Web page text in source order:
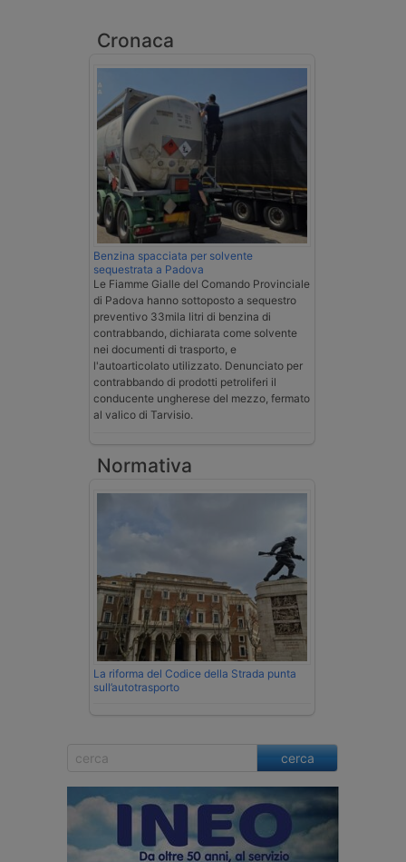
Cronaca
Benzina spacciata per solvente
sequestrata a Padova
Le Fiamme Gialle del Comando Provinciale
di Padova hanno sottoposto a sequestro
preventivo 33mila litri di benzina di
contrabbando, dichiarata come solvente
nei documenti di trasporto, e
l'autoarticolato utilizzato. Denunciato per
contrabbando di prodotti petroliferi il
conducente ungherese del mezzo, fermato
al valico di Tarvisio.
Normativa
La riforma del Codice della Strada punta
sull’autotrasporto
cerca